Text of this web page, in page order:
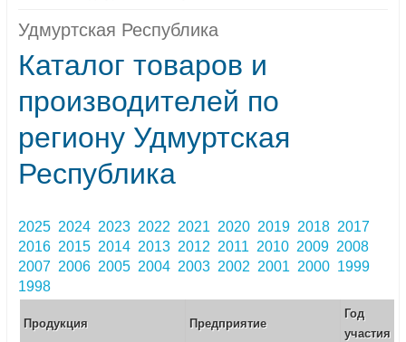
Удмуртская Республика
Каталог товаров и
производителей по
региону Удмуртская
Республика
2025 2024 2023 2022 2021 2020 2019 2018 2017
2016 2015 2014 2013 2012 2011 2010 2009 2008
2007 2006 2005 2004 2003 2002 2001 2000 1999
1998
Продукция Предприятие
Год
участия